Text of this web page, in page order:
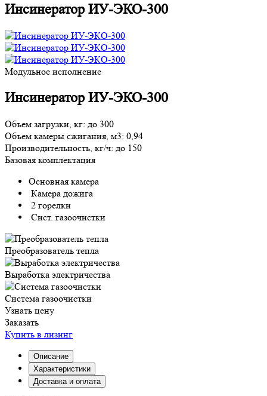
Инсинератор ИУ-ЭКО-300
Модульное исполнение
Инсинератор ИУ-ЭКО-300
Объем загрузки, кг: до 300
Объем камеры сжигания, м3: 0,94
Производительность, кг/ч: до 150
Базовая комплектация
Основная камера
Камера дожига
2 горелки
Сист. газоочистки
Преобразователь тепла
Выработка электричества
Система газоочистки
Узнать цену
Заказать
Купить в лизинг
Описание
Характеристики
Доставка и оплата